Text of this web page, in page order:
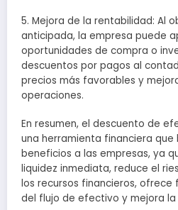
5. Mejora de la rentabilidad: Al
anticipada, la empresa puede
oportunidades de compra o
descuentos por pagos al
precios más favorables y
operaciones.
En resumen, el descuento de
una herramienta financiera
beneficios a las empresas, ya
liquidez inmediata, reduce el
los recursos financieros, ofrece
del flujo de efectivo y mejora